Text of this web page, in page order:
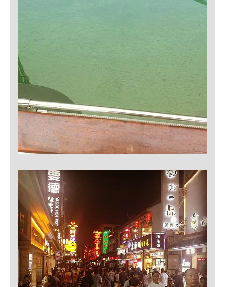
3 Monate
Facebook Pixel
Name:
_fbp
Anbieter:
Facebook
Zweck:
Conversion-Tracking
Cookie Laufzeit:
3 Monate
EXTERNE MEDIEN